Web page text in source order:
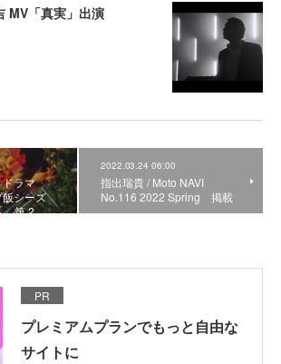
MV「真実」出演
ドラマ
シーズ
」第 2 …
2022.03.24 06:00
指出瑞貴 / Moto NAVI
No.116 2022 Spring 掲載
PR
プレミアムプランでもっと自由な
サイトに